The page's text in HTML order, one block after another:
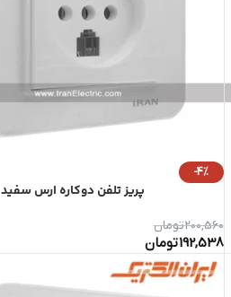
-4%
پریز تلفن دوکاره ارس سفید
200,560تومان
192,538تومان